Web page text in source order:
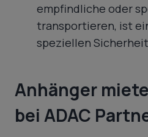
empfindliche oder
transportieren, ist
speziellen
Anhänger
bei ADAC